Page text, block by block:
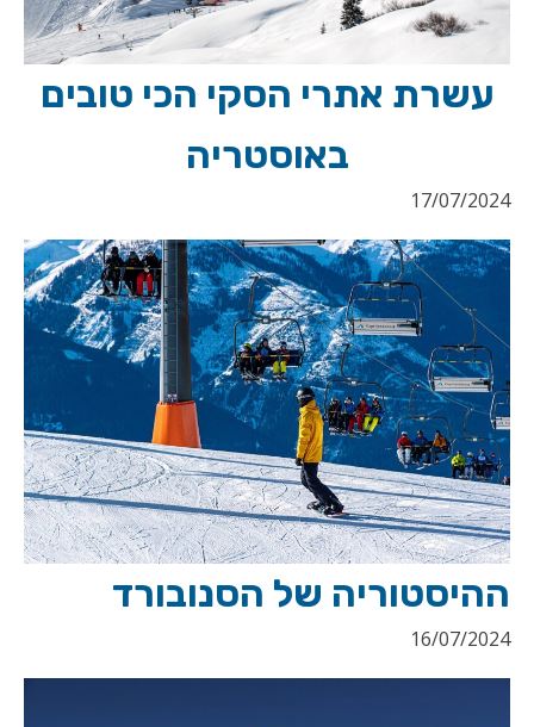
עשרת אתרי הסקי הכי טובים
באוסטריה
17/07/2024
ההיסטוריה של הסנובורד
16/07/2024